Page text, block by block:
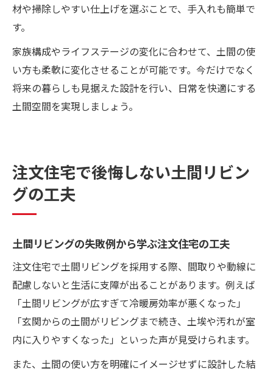
材や掃除しやすい仕上げを選ぶことで、手入れも簡単で
す。
家族構成やライフステージの変化に合わせて、土間の使
い方も柔軟に変化させることが可能です。今だけでなく
将来の暮らしも見据えた設計を行い、日常を快適にする
土間空間を実現しましょう。
注文住宅で後悔しない土間リビン
グの工夫
土間リビングの失敗例から学ぶ注文住宅の工夫
注文住宅で土間リビングを採用する際、間取りや動線に
配慮しないと生活に支障が出ることがあります。例えば
「土間リビングが広すぎて冷暖房効率が悪くなった」
「玄関からの土間がリビングまで続き、土埃や汚れが室
内に入りやすくなった」といった声が見受けられます。
また、土間の使い方を明確にイメージせずに設計した結